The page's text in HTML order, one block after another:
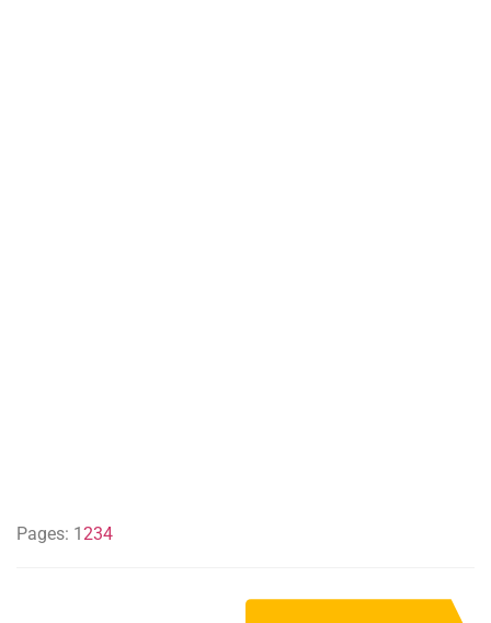
Pages: 1234